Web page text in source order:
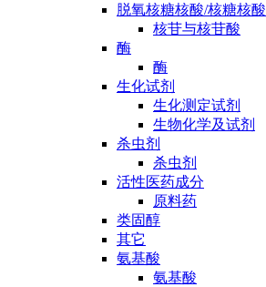
脱氧核糖核酸/核糖核酸
核苷与核苷酸
酶
酶
生化试剂
生化测定试剂
生物化学及试剂
杀虫剂
杀虫剂
活性医药成分
原料药
类固醇
其它
氨基酸
氨基酸